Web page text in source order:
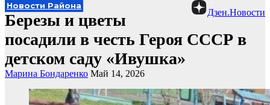
Дзен.Новости
Новости Района
Березы и цветы
посадили в честь Героя СССР в
детском саду «Ивушка»
Марина Бондаренко Май 14, 2026